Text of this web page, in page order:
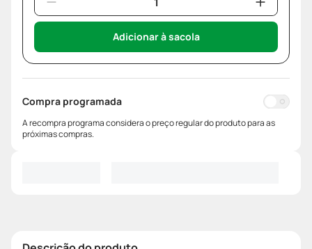
Adicionar à sacola
Compra programada
A recompra programa considera o preço regular do produto para as
próximas compras.